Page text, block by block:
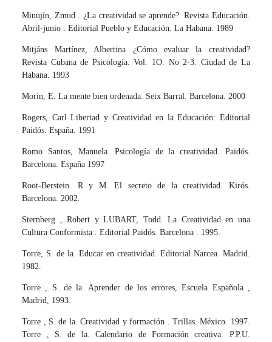
Minujín, Zmud . ¿La creatividad se aprende?. Revista Educación.
Abril-junio . Editorial Pueblo y Educación. La Habana. 1989
Mitjáns Martínez, Albertina ¿Cómo evaluar la creatividad?
Revista Cubana de Psicología. Vol. 1O. No 2-3. Ciudad de La
Habana. 1993
Morin, E. La mente bien ordenada. Seix Barral. Barcelona. 2000
Rogers, Carl Libertad y Creatividad en la Educación: Editorial
Paidós. España. 1991
Romo Santos, Manuela. Psicología de la creatividad. Paidós.
Barcelona. España 1997
Root-Berstein. R y M. El secreto de la creatividad. Kirós.
Barcelona. 2002.
Sternberg , Robert y LUBART, Todd. La Creatividad en una
Cultura Conformista . Editorial Paidós. Barcelona . 1995.
Torre, S. de la. Educar en creatividad. Editorial Narcea. Madrid.
1982.
Torre , S. de la. Aprender de los errores, Escuela Española ,
Madrid, 1993.
Torre , S. de la. Creatividad y formación . Trillas. México. 1997.
Torre , S. de la. Calendario de Formación creativa. P.P.U.